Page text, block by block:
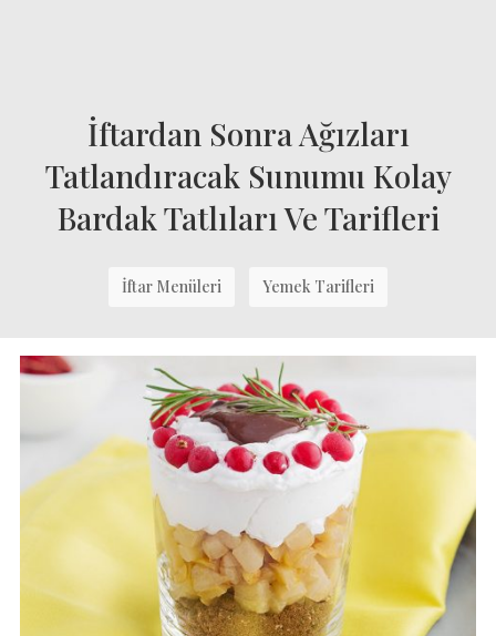
İftardan Sonra Ağızları
Tatlandıracak Sunumu Kolay
Bardak Tatlıları Ve Tarifleri
İftar Menüleri Yemek Tarifleri